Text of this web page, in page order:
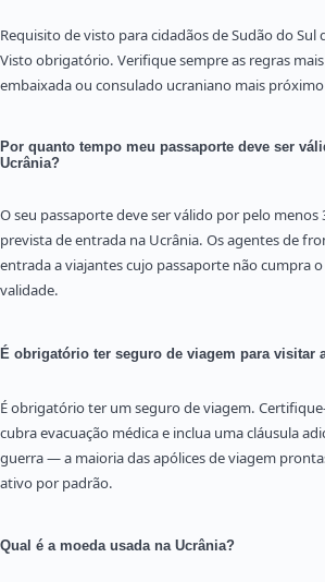
Requisito de visto para cidadãos de Sudão do Sul
Visto obrigatório. Verifique sempre as regras
embaixada ou consulado ucraniano mais próximo
Por quanto tempo meu passaporte deve ser
Ucrânia?
O seu passaporte deve ser válido por pelo menos
prevista de entrada na Ucrânia. Os agentes de
entrada a viajantes cujo passaporte não cumpra
validade.
É obrigatório ter seguro de viagem para visitar
É obrigatório ter um seguro de viagem.
cubra evacuação médica e inclua uma cláusula
guerra — a maioria das apólices de viagem
ativo por padrão.
Qual é a moeda usada na Ucrânia?